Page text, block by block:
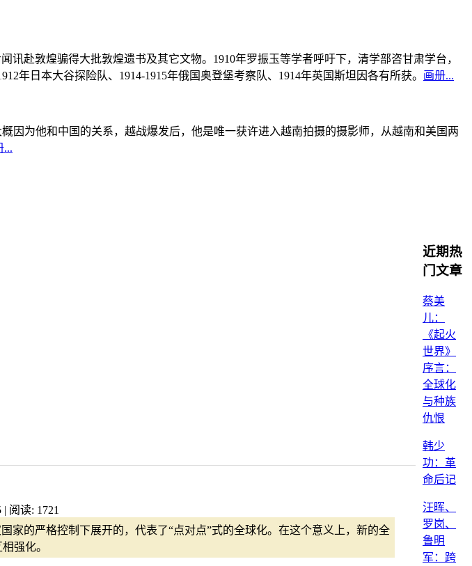
讯赴敦煌骗得大批敦煌遗书及其它文物。1910年罗振玉等学者呼吁下，清学部咨甘肃学台，
年日本大谷探险队、1914-1915年俄国奥登堡考察队、1914年英国斯坦因各有所获。 画册...
因为他和中国的关系，越战爆发后，他是唯一获许进入越南拍摄的摄影师，从越南和美国两
...
| 阅读: 1721
家的严格控制下展开的，代表了“点对点”式的全球化。在这个意义上，新的全
强化。
近期热
门文章
蔡美
儿：
《起火
世界》
序言：
全球化
与种族
仇恨
韩少
功：革
命后记
汪晖、
罗岗、
鲁明
军：跨